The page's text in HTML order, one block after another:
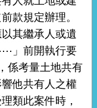
款規定辦理。
其繼承人或遺
」前開執行要
係考量土地共有
他共有人之權
類此案件時，